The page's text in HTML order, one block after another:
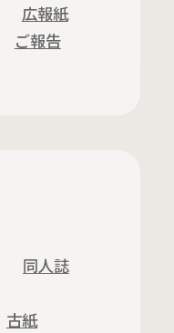
広報紙
ご報告
同人誌
古紙